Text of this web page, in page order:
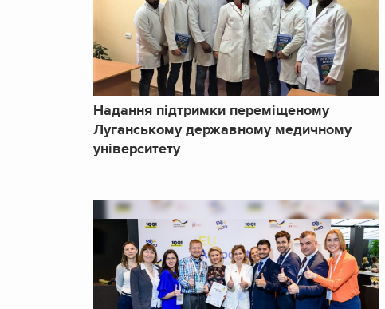
Надання підтримки переміщеному
Луганському державному медичному
університету